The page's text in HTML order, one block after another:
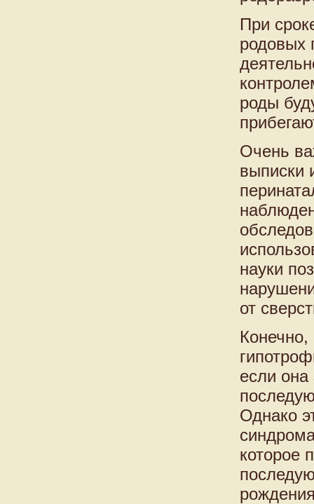
При
родовых
роды
Очень
выписки
науки
от
если она
Однако
которое